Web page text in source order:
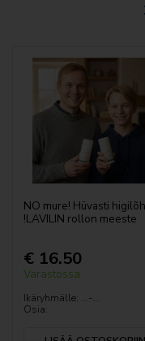
NO mure! Hüvasti
!LAVILIN rollon meeste
€ 16.50
Varastossa
Ikäryhmälle: ...-...
Osia:
Joulusetit
Animal Crossing
Kasvikokoelma
City
Classic